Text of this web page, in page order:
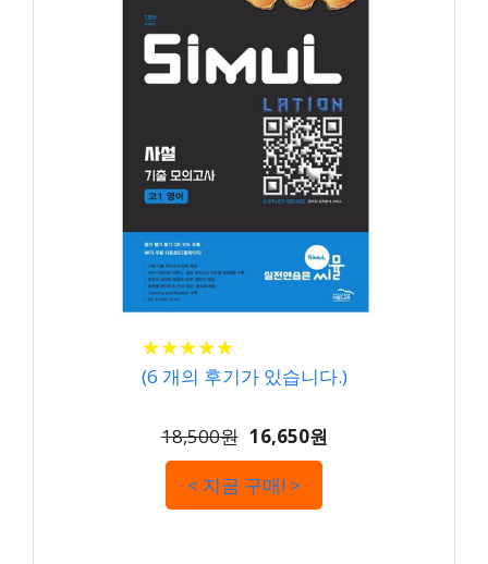
★★★★★
★★★★★
(6 개의 후기가 있습니다.)
18,500원 16,650원
< 지금 구매! >